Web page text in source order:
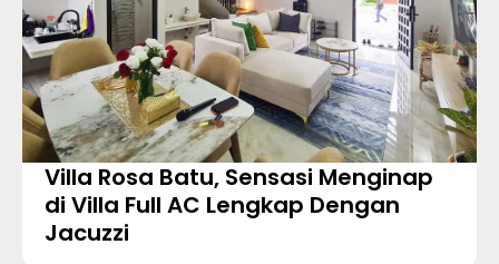
Villa Rosa Batu, Sensasi Menginap
di Villa Full AC Lengkap Dengan
Jacuzzi